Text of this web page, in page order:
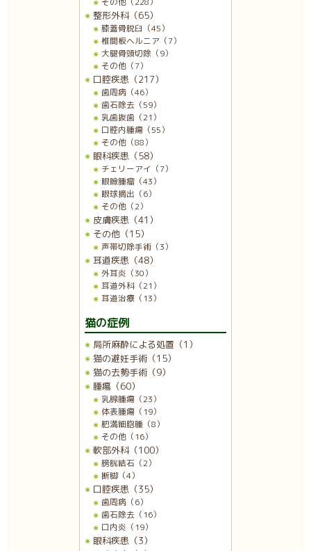
整形外科（65）
膝蓋骨脱臼（45）
椎間板ヘルニア（7）
大腿骨頭切除（9）
その他（7）
口腔疾患（217）
歯周病（46）
歯石除去（59）
乳歯抜歯（21）
口腔内腫瘍（55）
その他（88）
眼科疾患（58）
チェリーアイ（7）
眼瞼腫瘤（43）
眼球摘出（6）
その他（2）
皮膚疾患（41）
その他（15）
声帯切除手術（3）
耳道疾患（48）
外耳炎（30）
耳道外科（21）
耳道治療（13）
猫の症例
局所麻酔による処置（1）
猫の避妊手術（15）
猫の去勢手術（9）
腫瘍（60）
乳腺腫瘍（23）
体表腫瘍（19）
肥満細胞腫（8）
その他（16）
軟部外科（100）
膀胱結石（2）
断脚（4）
口腔疾患（35）
歯周病（6）
歯石除去（16）
口内炎（19）
眼科疾患（3）